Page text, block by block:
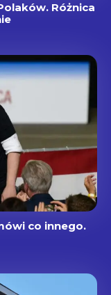
Różnica
co innego.